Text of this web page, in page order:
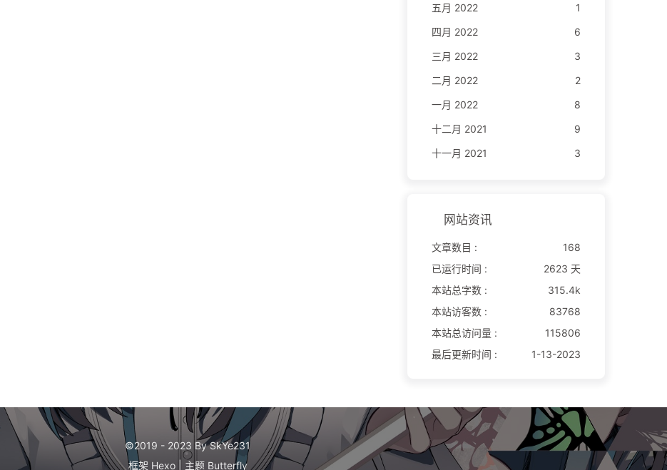
五月 2022
1
四月 2022
6
三月 2022
3
二月 2022
2
一月 2022
8
十二月 2021
9
十一月 2021
3
网站资讯
文章数目 :
168
已运行时间 :
2623 天
本站总字数 :
315.4k
本站访客数 :
83768
本站总访问量 :
115806
最后更新时间 :
1-13-2023
©2019 - 2023 By SkYe231